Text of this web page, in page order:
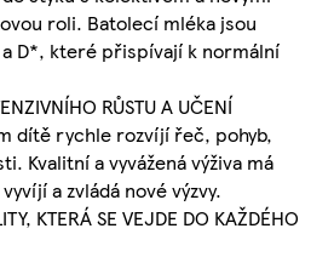
roli. Batolecí mléka jsou
D*, které přispívají k normální
RŮSTU A UČENÍ
dítě rychle rozvíjí řeč, pohyb,
Kvalitní a vyvážená výživa má
a zvládá nové výzvy.
KTERÁ SE VEJDE DO KAŽDÉHO